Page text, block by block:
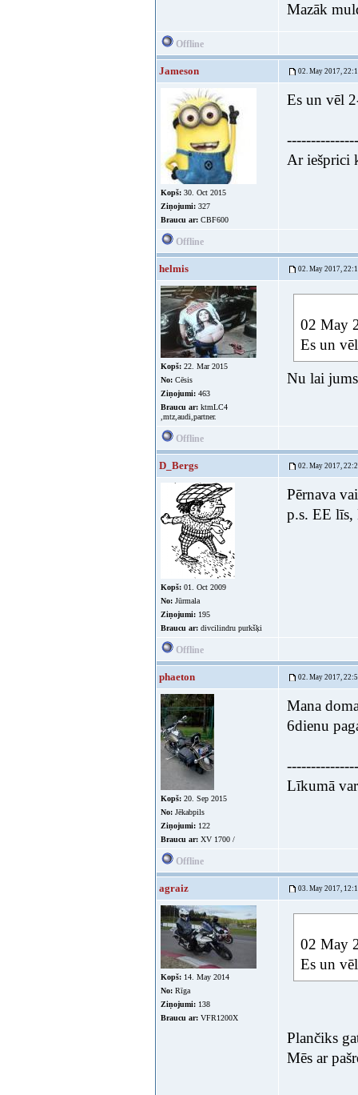
Mazāk
Offline
Jameson 02. May 2017,
Kopš: 30. Oct 2015
Ziņojumi: 327
Braucu ar: CBF600
Es un vēl
Ar iešprici
Offline
helmis 02. May 2017,
Kopš: 22. Mar 2015
No: Cēsis
Ziņojumi: 463
Braucu ar: ktmLC4
,mtz,audi,partner.
02 May
Es un
Nu lai
Offline
D_Bergs 02. May 2017,
Kopš: 01. Oct 2009
No: Jūrmala
Ziņojumi: 195
Braucu ar: divcilindru purkšķi
Pērnava
p.s. EE līs,
Offline
phaeton 02. May 2017,
Kopš: 20. Sep 2015
No: Jēkabpils
Ziņojumi: 122
Braucu ar: XV 1700 /
Mana
6dienu
---------------
Līkumā
Offline
agraiz 03. May 2017,
Kopš: 14. May 2014
No: Rīga
Ziņojumi: 138
Braucu ar: VFR1200X
02 May
Es un
Plančiks
Mēs ar